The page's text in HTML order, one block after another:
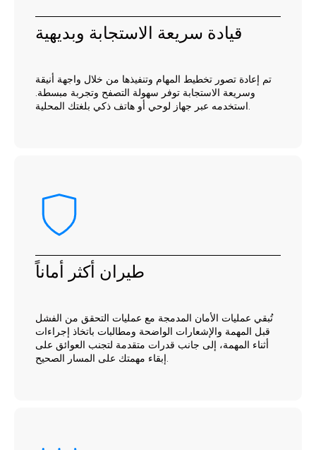
قيادة سريعة الاستجابة وبديهية
تم إعادة تصور تخطيط المهام وتنفيذها من خلال واجهة أنيقة
وسريعة الاستجابة توفر سهولة التصفح وتجربة مبسطة.
استخدمه عبر جهاز لوحي أو هاتف ذكي بلغتك المحلية.
طيران أكثر أماناً
تُبقي عمليات الأمان المدمجة مع عمليات التحقق من الفشل
قبل المهمة والإشعارات الواضحة ومطالبات باتخاذ إجراءات
أثناء المهمة، إلى جانب قدرات متقدمة لتجنب العوائق على
إبقاء مهمتك على المسار الصحيح.